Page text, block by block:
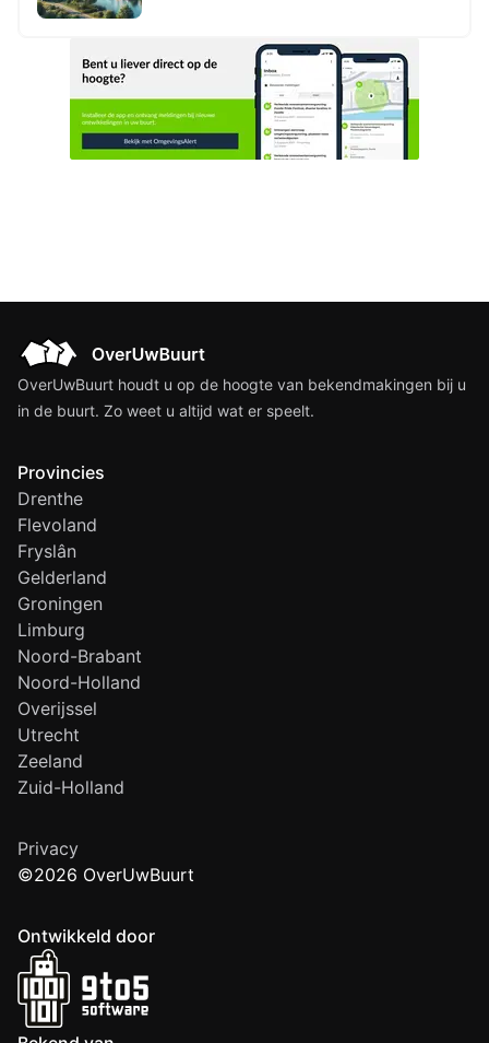
stadsdeel West
OverUwBuurt houdt u op de hoogte van bekendmakingen bij u
in de buurt. Zo weet u altijd wat er speelt.
Provincies
Drenthe
Flevoland
Fryslân
Gelderland
Groningen
Limburg
Noord-Brabant
Noord-Holland
Overijssel
Utrecht
Zeeland
Zuid-Holland
Privacy
©2026 OverUwBuurt
Ontwikkeld door